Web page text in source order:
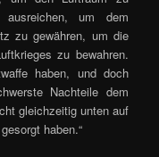
um dem
zu gewähren, um die
zu bewahren.
haben, und doch
Nachteile dem
gleichzeitig unten auf
haben.“